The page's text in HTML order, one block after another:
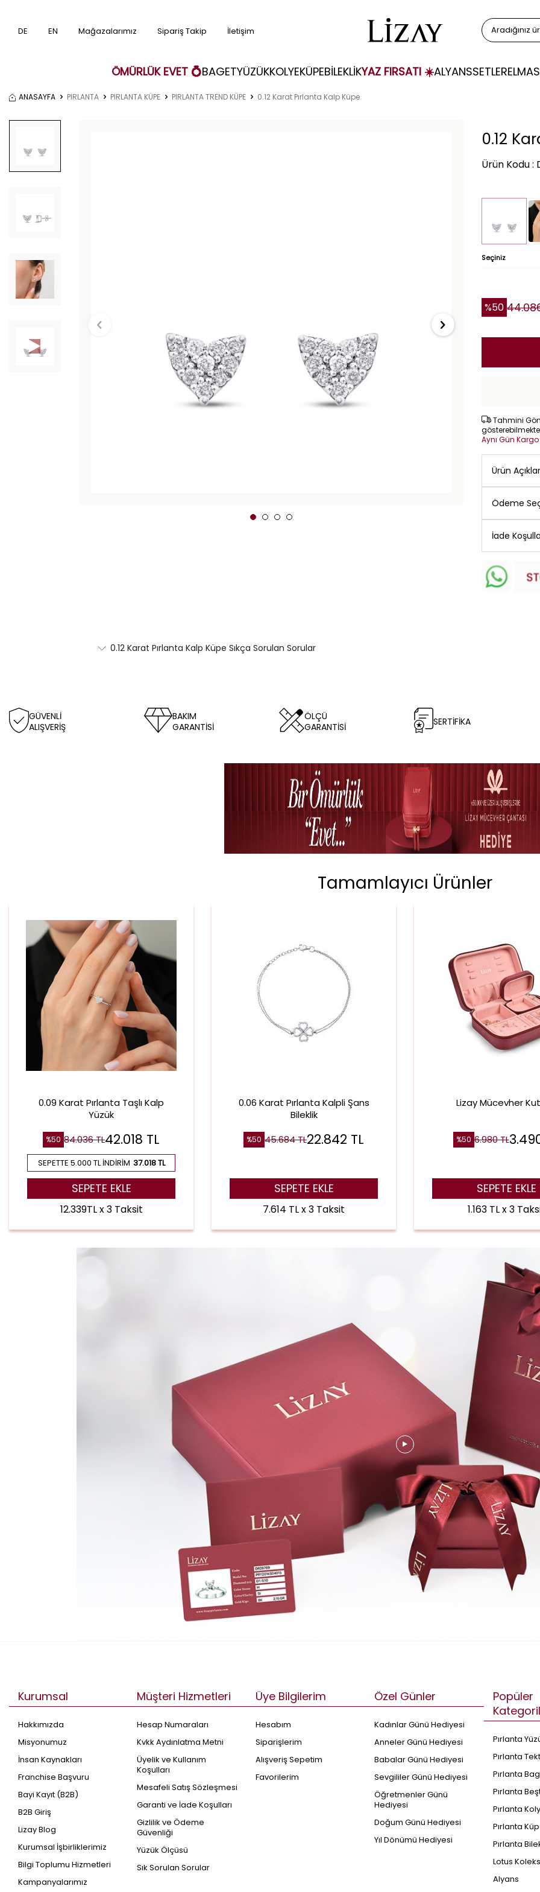
DE EN Mağazalarımız Sipariş Takip İletişim
ÖMÜRLÜK EVET 💍BAGETYÜZÜKKOLYEKÜPEBİLEKLİKYAZ FIRSATI ☀️ALYANSSETLERELMAS
ANASAYFA PIRLANTA PIRLANTA KÜPE PIRLANTA TREND KÜPE 0.12 Karat Pırlanta Kalp Küpe
0.12
Ürün Kodu :
Seçiniz
%50
Tahmini
Aynı Gün Kargo
Ürün
Ödeme
İade
0.12 Karat Pırlanta Kalp Küpe Sıkça Sorulan Sorular
GÜVENLİ
ALIŞVERİŞ
BAKIM
GARANTİSİ
ÖLÇÜ
GARANTİSİ
SERTİFİKA
Tamamlayıcı Ürünler
0.09 Karat Pırlanta Taşlı Kalp
Yüzük
%50 84.036TL42.018 TL
SEPETTE 5.000 TL İNDIRIM 37.018 TL
SEPETE EKLE
12.339TL x 3 Taksit
0.06 Karat Pırlanta Kalpli Şans
Bileklik
%50 45.684TL22.842 TL
SEPETE EKLE
7.614 TL x 3 Taksit
Lizay Mücevher
%50 6.980TL
SEPETE EKLE
1.163 TL x 3
Kurumsal
Hakkımızda
Misyonumuz
İnsan Kaynakları
Franchise Başvuru
Bayi Kayıt (B2B)
B2B Giriş
Lizay Blog
Kurumsal İşbirliklerimiz
Bilgi Toplumu Hizmetleri
Kampanyalarımız
Müşteri Hizmetleri
Hesap Numaraları
Kvkk Aydınlatma Metni
Üyelik ve Kullanım
Koşulları
Mesafeli Satış Sözleşmesi
Garanti ve İade Koşulları
Gizlilik ve Ödeme
Güvenliği
Yüzük Ölçüsü
Sık Sorulan Sorular
Üye Bilgilerim
Hesabım
Siparişlerim
Alışveriş Sepetim
Favorilerim
Özel Günler
Kadınlar Günü Hediyesi
Anneler Günü Hediyesi
Babalar Günü Hediyesi
Sevgililer Günü Hediyesi
Öğretmenler Günü
Hediyesi
Doğum Günü Hediyesi
Yıl Dönümü Hediyesi
Popüler
Pırlanta
Pırlanta
Pırlanta
Pırlanta
Pırlanta
Pırlanta
Pırlanta
Lotus
Alyans